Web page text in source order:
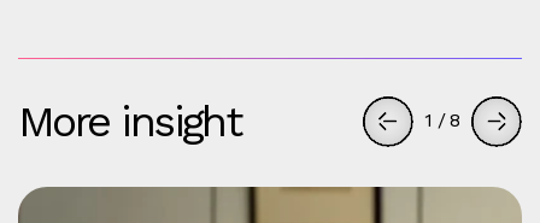
More insight 1 /8